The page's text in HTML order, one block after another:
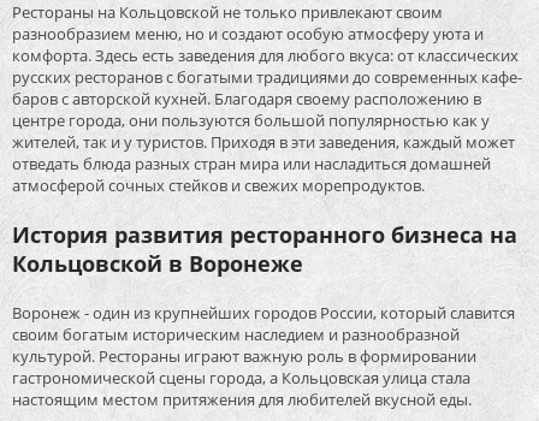
Рестораны на Кольцовской не только привлекают своим
разнообразием меню, но и создают особую атмосферу уюта и
комфорта. Здесь есть заведения для любого вкуса: от классических
русских ресторанов с богатыми традициями до современных кафе-
баров с авторской кухней. Благодаря своему расположению в
центре города, они пользуются большой популярностью как у
жителей, так и у туристов. Приходя в эти заведения, каждый может
отведать блюда разных стран мира или насладиться домашней
атмосферой сочных стейков и свежих морепродуктов.
История развития ресторанного бизнеса на
Кольцовской в Воронеже
Воронеж - один из крупнейших городов России, который славится
своим богатым историческим наследием и разнообразной
культурой. Рестораны играют важную роль в формировании
гастрономической сцены города, а Кольцовская улица стала
настоящим местом притяжения для любителей вкусной еды.